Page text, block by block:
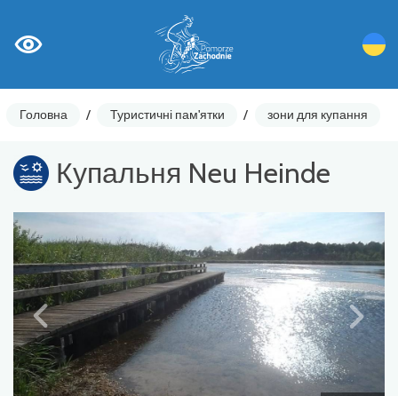
Головна / Туристичні пам'ятки / зони для купання
Купальня Neu Heinde